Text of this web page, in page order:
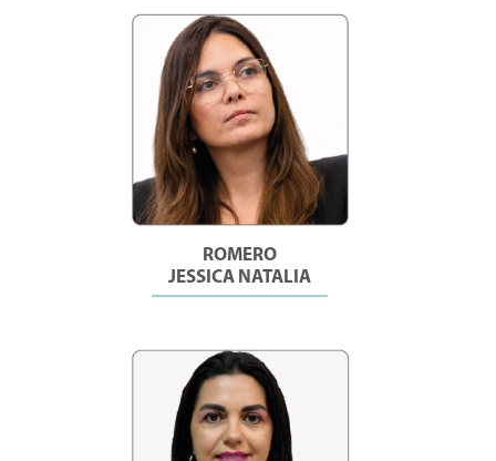
ROMERO
JESSICA NATALIA